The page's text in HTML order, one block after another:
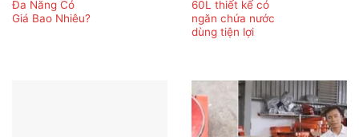
Đa Năng Có
Giá Bao Nhiêu?
60L thiết kế có
ngăn chứa nước
dùng tiện lợi